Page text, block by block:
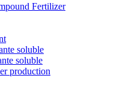
Fertilizer
soluble
soluble
production